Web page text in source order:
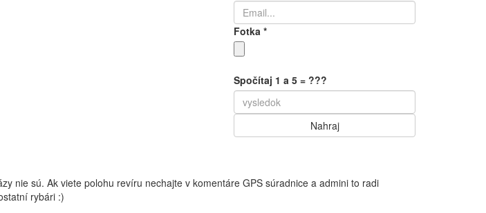
Fotka*
Spočítaj 1 a 5 = ???
nie sú. Ak viete polohu revíru nechajte v komentáre GPS súradnice a admini to radi
rybári :)